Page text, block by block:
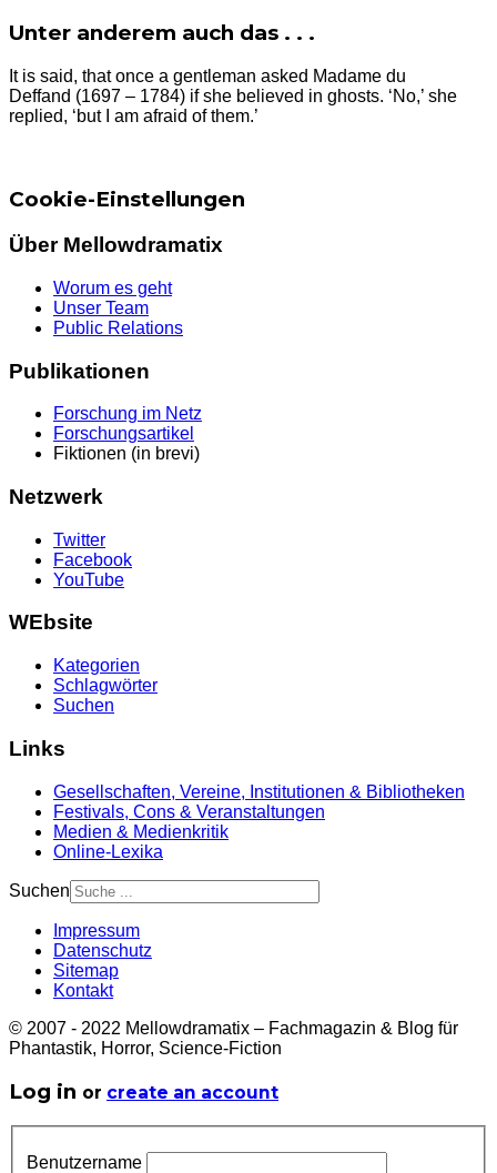
Unter anderem auch das . . .
It is said, that once a gentleman asked Madame du
Deffand (1697 – 1784) if she believed in ghosts. ‘No,’ she
replied, ‘but I am afraid of them.’
Cookie-Einstellungen
Über Mellowdramatix
Worum es geht
Unser Team
Public Relations
Publikationen
Forschung im Netz
Forschungsartikel
Fiktionen (in brevi)
Netzwerk
Twitter
Facebook
YouTube
WEbsite
Kategorien
Schlagwörter
Suchen
Links
Gesellschaften, Vereine, Institutionen & Bibliotheken
Festivals, Cons & Veranstaltungen
Medien & Medienkritik
Online-Lexika
Suchen
Impressum
Datenschutz
Sitemap
Kontakt
© 2007 - 2022 Mellowdramatix – Fachmagazin & Blog für
Phantastik, Horror, Science-Fiction
Log in or create an account
Benutzername